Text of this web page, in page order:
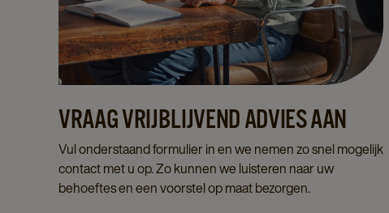
VRAAG VRIJBLIJVEND ADVIES AAN
Vul onderstaand formulier in en we nemen zo snel mogelijk
contact met u op. Zo kunnen we luisteren naar uw
behoeftes en een voorstel op maat bezorgen.